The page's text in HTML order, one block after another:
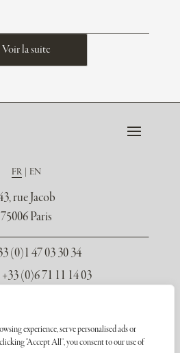
experience, serve personalised ads or
"Accept All", you consent to our use of
Voir la suite
FR EN
rue Jacob
75006 Paris
(0)1 47 03 30 34
(0)6 71 11 14 03